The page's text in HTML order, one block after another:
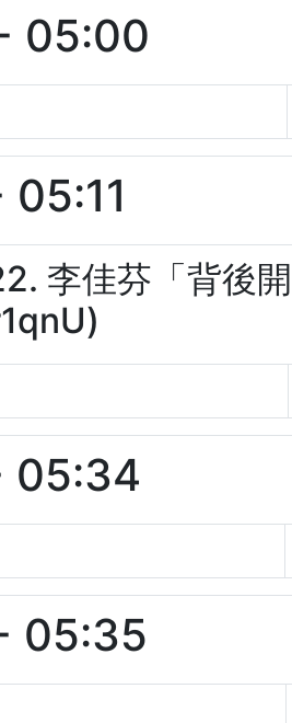
05:00
李佳芬「背後
05:34
05:35